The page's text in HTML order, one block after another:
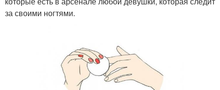
за своими ногтями.